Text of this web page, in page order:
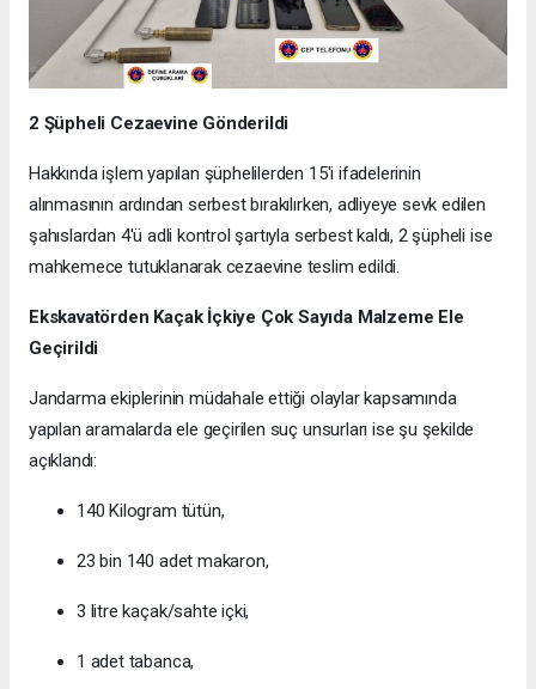
2 Şüpheli Cezaevine Gönderildi
Hakkında işlem yapılan şüphelilerden 15'i ifadelerinin
alınmasının ardından serbest bırakılırken, adliyeye sevk edilen
şahıslardan 4'ü adli kontrol şartıyla serbest kaldı, 2 şüpheli ise
mahkemece tutuklanarak cezaevine teslim edildi.
Ekskavatörden Kaçak İçkiye Çok Sayıda Malzeme Ele
Geçirildi
Jandarma ekiplerinin müdahale ettiği olaylar kapsamında
yapılan aramalarda ele geçirilen suç unsurları ise şu şekilde
açıklandı:
140 Kilogram tütün,
23 bin 140 adet makaron,
3 litre kaçak/sahte içki,
1 adet tabanca,